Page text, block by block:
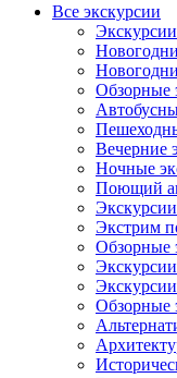
Все экскурсии
Обзорные
Вечерние
Ночные
Поющий
Экстрим
Обзорные
Обзорные